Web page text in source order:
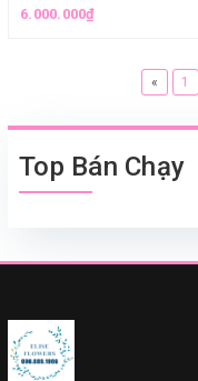
6.000.000₫
« 1
Top Bán Chạy